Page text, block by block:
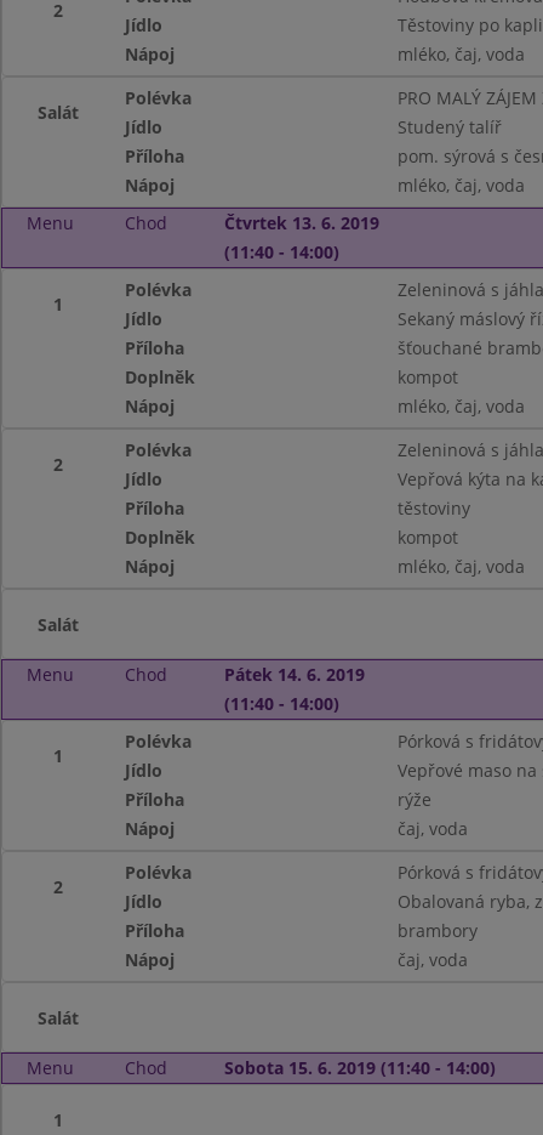
2
Jídlo
Těstoviny po
Nápoj
mléko, čaj, voda
Salát
Polévka
PRO MALÝ
Jídlo
Studený talíř
Příloha
pom. sýrová s
Nápoj
mléko, čaj, voda
Menu
Chod
Čtvrtek 13. 6. 2019
(11:40 - 14:00)
1
Polévka
Zeleninová s
Jídlo
Sekaný máslový
Příloha
šťouchané
Doplněk
kompot
Nápoj
mléko, čaj, voda
2
Polévka
Zeleninová s
Jídlo
Vepřová kýta na
Příloha
těstoviny
Doplněk
kompot
Nápoj
mléko, čaj, voda
Salát
Menu Chod
Pátek 14. 6. 2019
(11:40 - 14:00)
1
Polévka
Pórková s
Jídlo
Vepřové maso
Příloha
rýže
Nápoj
čaj, voda
2
Polévka
Pórková s
Jídlo
Obalovaná ryba,
Příloha
brambory
Nápoj
čaj, voda
Salát
Menu Chod Sobota 15. 6. 2019 (11:40 - 14:00)
1